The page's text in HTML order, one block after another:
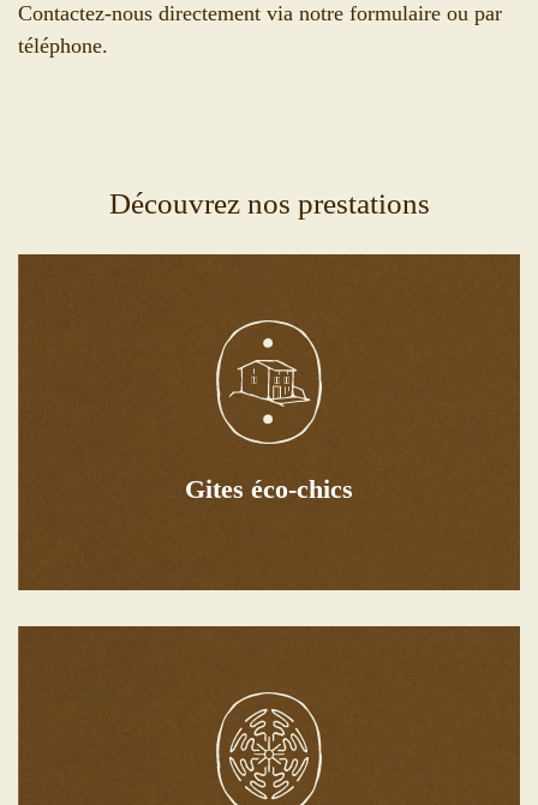
Contactez-nous directement via notre formulaire ou par
téléphone.
Découvrez nos prestations
Gites éco-chics
Gîtes éco-chics
Découvrez le Mas Caners, votre refuge idéal niché
entre mer et montagne, au cœur du pays Catalan.
Découvrir
luxuriante, parfaite pour lâcher prise et se ressourcer.
Découvrir